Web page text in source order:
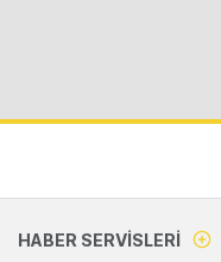
HABER SERVISLERI